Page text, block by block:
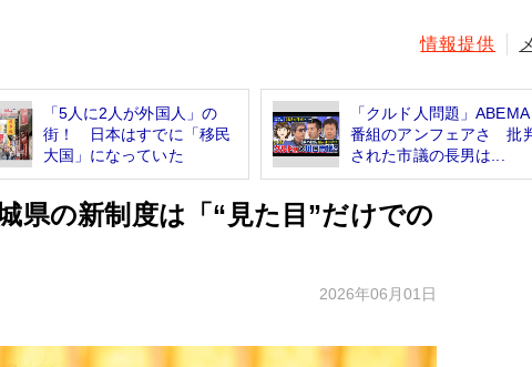
情報提供
「5人に2人が外国人」の
街！ 日本はすでに「移民
大国」になっていた
「クルド人問題」ABEMA
番組のアンフェアさ 批
された市議の長男は...
県の新制度は「“見た目”だけでの
2026年06月01日